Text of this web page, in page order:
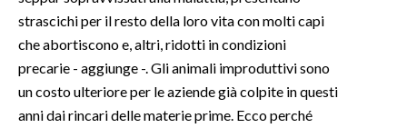
NECROLOGI
PUBBLICITÀ
SPIAGGE
STORE
strascichi per il resto della loro vita con molti capi
che abortiscono e, altri, ridotti in condizioni
precarie - aggiunge -. Gli animali improduttivi sono
un costo ulteriore per le aziende già colpite in questi
anni dai rincari delle materie prime. Ecco perché